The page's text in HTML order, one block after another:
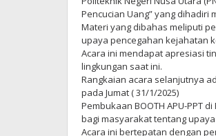
Pencucian Uang” yang
Materi yang dibahas meliputi
upaya pencegahan kejahatan
Acara ini mendapat apresiasi
lingkungan saat ini.
Rangkaian acara selanjutnya
pada Jumat ( 31/1/2025)
Pembukaan BOOTH APU-PPT
bagi masyarakat tentang
Acara ini bertepatan dengan